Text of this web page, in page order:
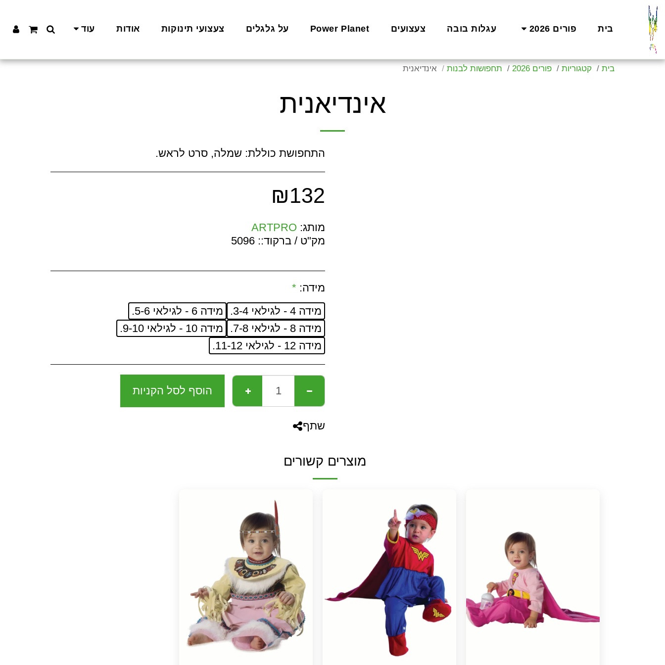
בית פורים 2026 עגלות בובה צעצועים Power Planet על גלגלים צעצועי תינוקות אודות עוד
בית קטגוריות פורים 2026 תחפושות לבנות אינדיאנית
אינדיאנית
התחפושת כוללת: שמלה, סרט לראש.
₪132
מותג: ARTPRO
מק"ט / ברקוד:: 5096
מידה: *
מידה 4 - לגילאי 3-4.
מידה 6 - לגילאי 5-6.
מידה 8 - לגילאי 7-8.
מידה 10 - לגילאי 9-10.
מידה 12 - לגילאי 11-12.
הוסף לסל הקניות
שתף
מוצרים קשורים